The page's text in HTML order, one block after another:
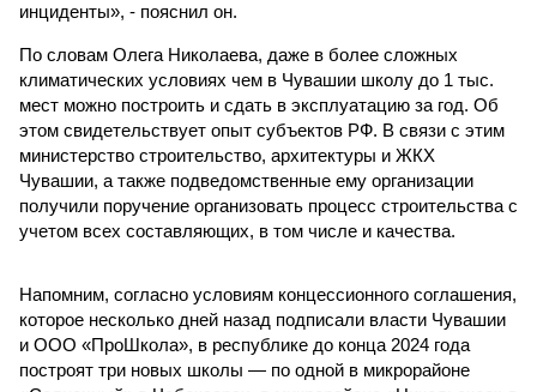
инциденты», - пояснил он.
По словам Олега Николаева, даже в более сложных
климатических условиях чем в Чувашии школу до 1 тыс.
мест можно построить и сдать в эксплуатацию за год. Об
этом свидетельствует опыт субъектов РФ. В связи с этим
министерство строительство, архитектуры и ЖКХ
Чувашии, а также подведомственные ему организации
получили поручение организовать процесс строительства с
учетом всех составляющих, в том числе и качества.
Напомним, согласно условиям концессионного соглашения,
которое несколько дней назад подписали власти Чувашии
и ООО «ПроШкола», в республике до конца 2024 года
построят три новых школы — по одной в микрорайоне